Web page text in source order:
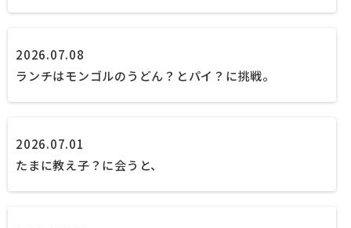
2026.07.08
ランチはモンゴルのうどん？とパイ？に挑戦。
2026.07.01
たまに教え子？に会うと、